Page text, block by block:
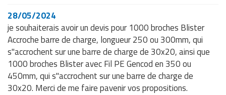
28/05/2024
je souhaiterais avoir un devis pour 1000 broches Blister
Accroche barre de charge, longueur 250 ou 300mm, qui
s"accrochent sur une barre de charge de 30x20, ainsi que
1000 broches Blister avec Fil PE Gencod en 350 ou
450mm, qui s"accrochent sur une barre de charge de
30x20. Merci de me faire pavenir vos propositions.